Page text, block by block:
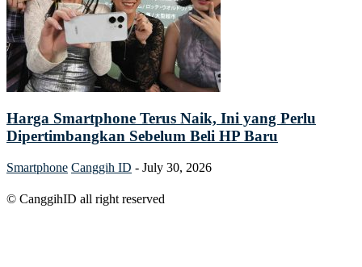
Harga Smartphone Terus Naik, Ini yang Perlu
Dipertimbangkan Sebelum Beli HP Baru
Smartphone Canggih ID - July 30, 2026
© CanggihID all right reserved